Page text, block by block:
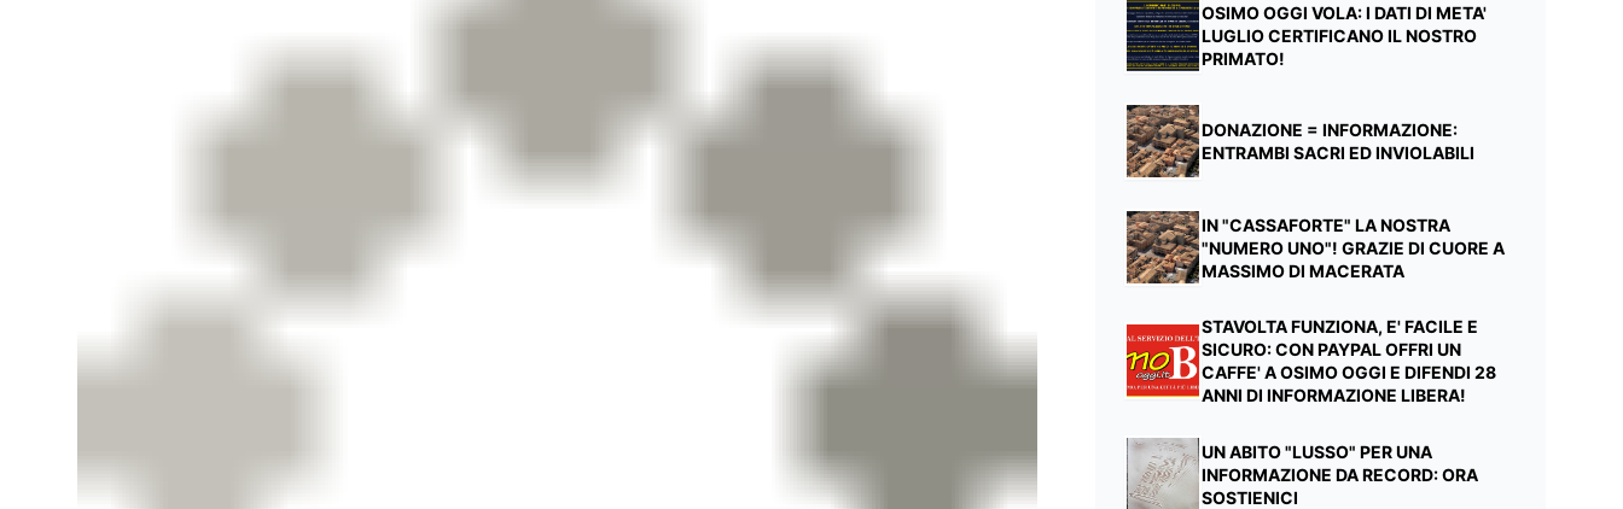
OSIMO OGGI VOLA: I DATI DI META'
LUGLIO CERTIFICANO IL NOSTRO
PRIMATO!
DONAZIONE = INFORMAZIONE:
ENTRAMBI SACRI ED INVIOLABILI
IN "CASSAFORTE" LA NOSTRA
"NUMERO UNO"! GRAZIE DI CUORE A
MASSIMO DI MACERATA
STAVOLTA FUNZIONA, E' FACILE E
SICURO: CON PAYPAL OFFRI UN
CAFFE' A OSIMO OGGI E DIFENDI 28
ANNI DI INFORMAZIONE LIBERA!
UN ABITO "LUSSO" PER UNA
INFORMAZIONE DA RECORD: ORA
SOSTIENICI